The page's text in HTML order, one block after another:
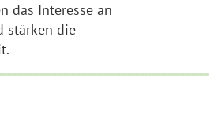
das Interesse an
stärken die